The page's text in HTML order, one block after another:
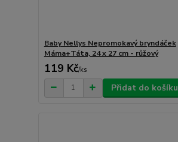
Baby Nellys Nepromokavý bryndáček
Máma+Táta, 24 x 27 cm - růžový
119 Kč/ks
Přidat do košíku